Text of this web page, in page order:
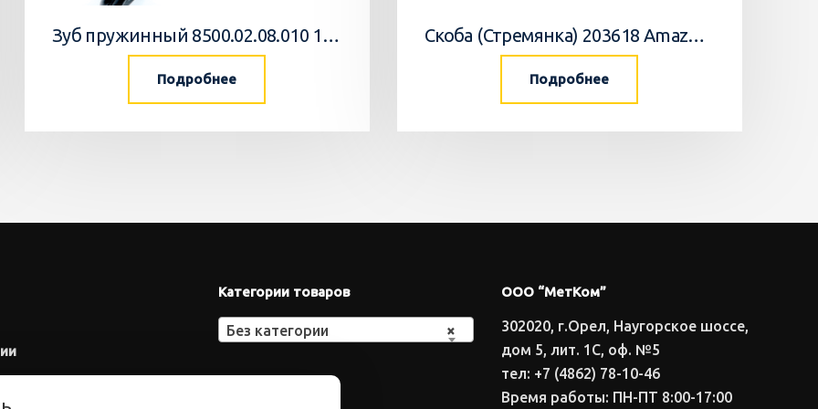
Зуб пружинный 8500.02.08.010 10 Агромастер
Подробнее
Скоба (Стремянка) 203618 Amazone
Подробнее
Категории товаров
×
Без категории
ООО “МетКом”
302020, г.Орел, Наугорское шоссе,
дом 5, лит. 1С, оф. №5
тел: +7 (4862) 78-10-46
Время работы: ПН-ПТ 8:00-17:00